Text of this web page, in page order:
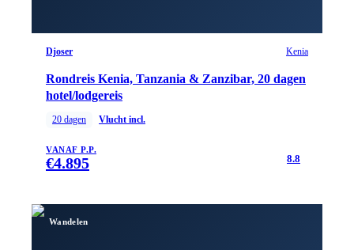
Djoser Kenia
Rondreis Kenia, Tanzania & Zanzibar, 20 dagen
hotel/lodgereis
20 dagen Vlucht incl.
VANAF P.P.
€4.895 8.8
Wandelen